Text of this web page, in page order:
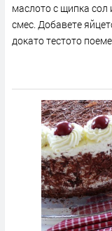
маслото с щипка сол
смес. Добавете
докато тестото